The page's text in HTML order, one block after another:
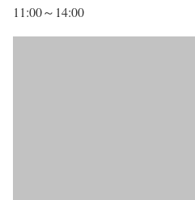
11:00～14:00